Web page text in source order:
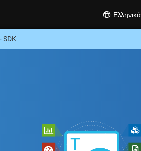
Ελληνικά
SDK